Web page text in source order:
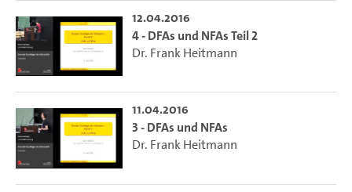
12.04.2016
4 - DFAs und NFAs Teil 2
Dr. Frank Heitmann
11.04.2016
3 - DFAs und NFAs
Dr. Frank Heitmann